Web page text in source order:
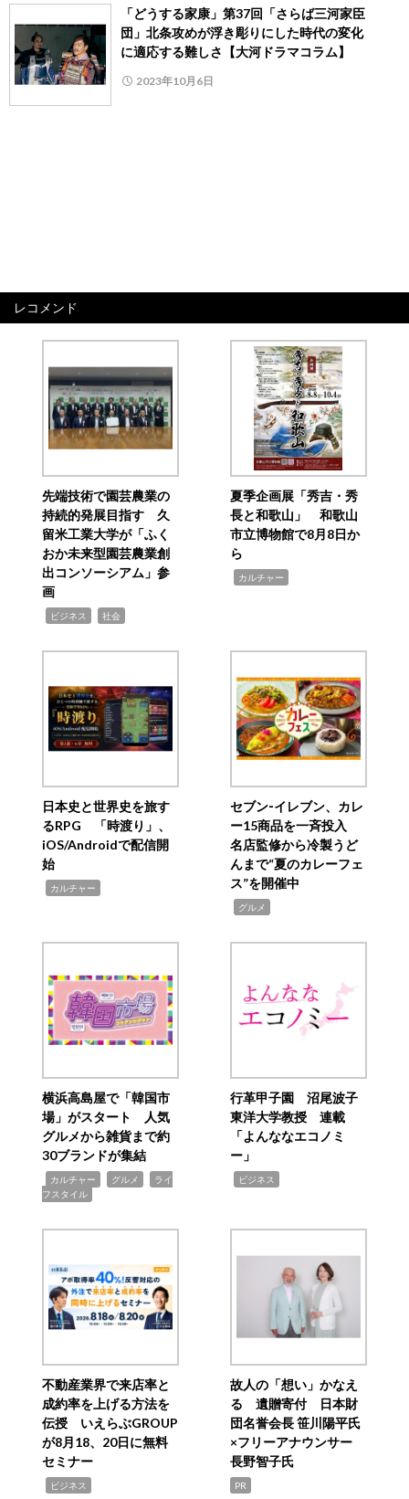
「どうする家康」第37回「さらば三河家臣
団」北条攻めが浮き彫りにした時代の変化
に適応する難しさ【大河ドラマコラム】
2023年10月6日
レコメンド
先端技術で園芸農業の
持続的発展目指す 久
留米工業大学が「ふく
おか未来型園芸農業創
出コンソーシアム」参
画
ビジネス 社会
夏季企画展「秀吉・秀
長と和歌山」 和歌山
市立博物館で8月8日か
ら
カルチャー
日本史と世界史を旅す
るRPG 「時渡り」、
iOS/Androidで配信開
始
カルチャー
セブン‐イレブン、カレ
ー15商品を一斉投入
名店監修から冷製うど
んまで“夏のカレーフェ
ス”を開催中
グルメ
横浜高島屋で「韓国市
場」がスタート 人気
グルメから雑貨まで約
30ブランドが集結
カルチャー グルメ
ライ
フスタイル
行革甲子園 沼尾波子
東洋大学教授 連載
「よんななエコノミ
ー」
ビジネス
不動産業界で来店率と
成約率を上げる方法を
伝授 いえらぶGROUP
が8月18、20日に無料
セミナー
ビジネス
故人の「想い」かなえ
る 遺贈寄付 日本財
団名誉会長 笹川陽平氏
×フリーアナウンサー
長野智子氏
PR